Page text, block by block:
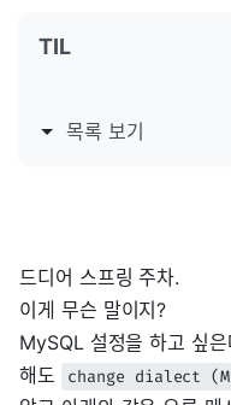
TIL
목록 보기
드디어 스프링 주차.
이게 무슨 말이지?
MySQL 설정을 하고 싶
해도
change dialect